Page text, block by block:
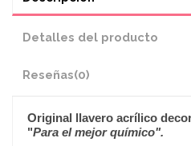
Detalles del producto
Reseñas(0)
Original llavero acrílico
"Para el mejor químico".